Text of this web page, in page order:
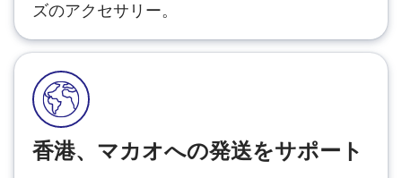
ズのアクセサリー。
香港、マカオへの発送をサポート